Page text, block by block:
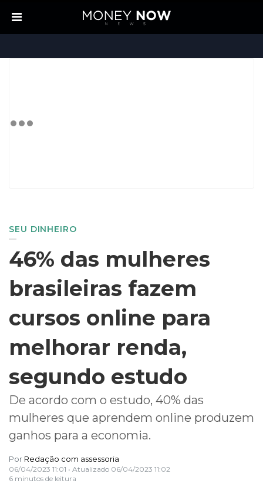
SEU DINHEIRO
46% das mulheres
brasileiras fazem
cursos online para
melhorar renda,
segundo estudo
De acordo com o estudo, 40% das
mulheres que aprendem online produzem
ganhos para a economia.
Por Redação com assessoria
06/04/2023 11:01 • Atualizado 06/04/2023 11:02
6 minutos de leitura